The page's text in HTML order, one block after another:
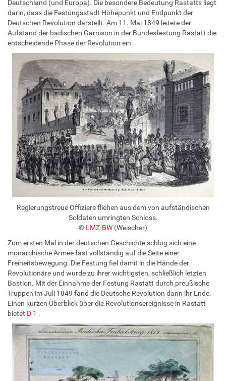
Deutschland (und Europa). Die besondere Bedeutung Rastatts liegt
darin, dass die Festungsstadt Höhepunkt und Endpunkt der
Deutschen Revolution darstellt. Am 11. Mai 1849 leitete der
Aufstand der badischen Garnison in der Bundesfestung Rastatt die
entscheidende Phase der Revolution ein.
Regierungstreue Offiziere fliehen aus dem von aufständischen
Soldaten umringten Schloss.
© LMZ-BW (Weischer)
Zum ersten Mal in der deutschen Geschichte schlug sich eine
monarchische Armee fast vollständig auf die Seite einer
Freiheitsbewegung. Die Festung fiel damit in die Hände der
Revolutionäre und wurde zu ihrer wichtigsten, schließlich letzten
Bastion. Mit der Einnahme der Festung Rastatt durch preußische
Truppen im Juli 1849 fand die Deutsche Revolution dann ihr Ende.
Einen kurzen Überblick über die Revolutionsereignisse in Rastatt
bietet D 1 .